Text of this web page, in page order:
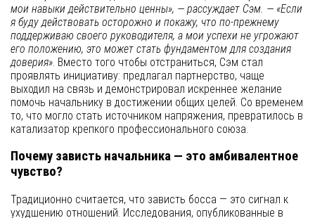
мои навыки действительно ценны», — рассуждает Сэм. — «Если
я буду действовать осторожно и покажу, что по-прежнему
поддерживаю своего руководителя, а мои успехи не угрожают
его положению, это может стать фундаментом для создания
доверия» . Вместо того чтобы отстраниться, Сэм стал
проявлять инициативу: предлагал партнерство, чаще
выходил на связь и демонстрировал искреннее желание
помочь начальнику в достижении общих целей. Со временем
то, что могло стать источником напряжения, превратилось в
катализатор крепкого профессионального союза.
Почему зависть начальника — это амбивалентное
чувство?
Традиционно считается, что зависть босса — это сигнал к
ухудшению отношений. Исследования, опубликованные в